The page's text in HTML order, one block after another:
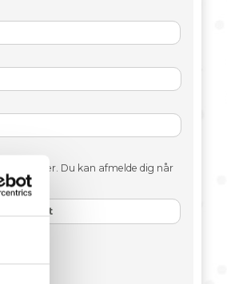
produkter. Du kan afmelde dig når